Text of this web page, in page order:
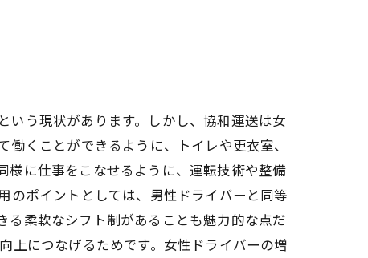
う現状があります。しかし、協和運送は女
くことができるように、トイレや更衣室、
様に仕事をこなせるように、運転技術や整備
のポイントとしては、男性ドライバーと同等
柔軟なシフト制があることも魅力的な点だ
上につなげるためです。女性ドライバーの増